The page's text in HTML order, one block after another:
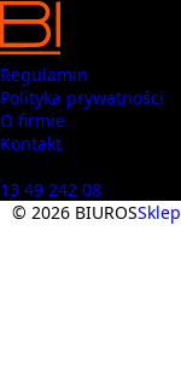
Regulamin
Polityka prywatności
O firmie
Kontakt
13 49 242 08
© 2026 BIUROS